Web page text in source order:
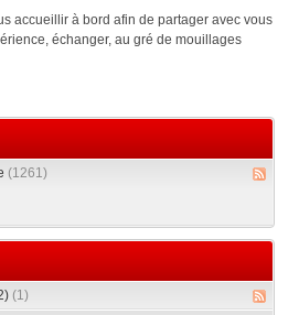
accueillir à bord afin de partager avec vous
échanger, au gré de mouillages
(1261)
(1)